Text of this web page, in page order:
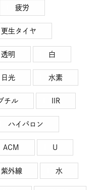
疲労
更生タイヤ
透明 白
日光 水素
チル IIR
ハイパロン
ACM U
紫外線 水